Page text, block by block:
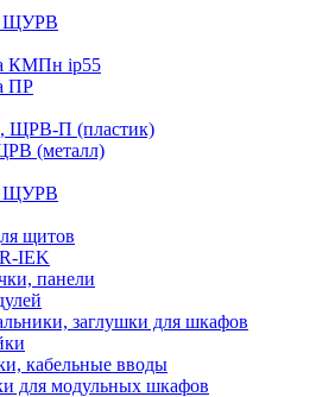
КМПн ip55
ПР
П (пластик)
(металл)
щитов
IEK
панели
заглушки для шкафов
кабельные вводы
для модульных шкафов